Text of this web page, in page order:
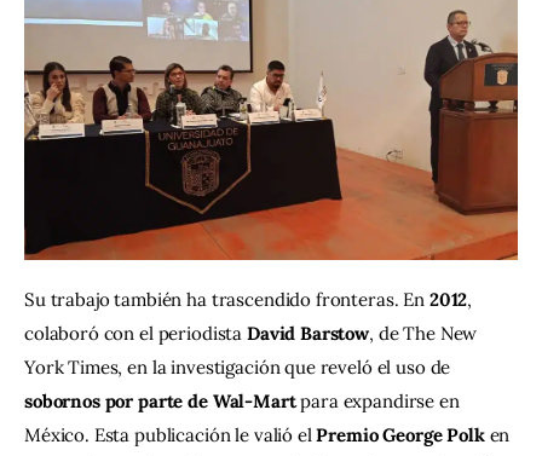
Su trabajo también ha trascendido fronteras. En 2012,
colaboró con el periodista David Barstow, de The New
York Times, en la investigación que reveló el uso de
sobornos por parte de Wal-Mart para expandirse en
México. Esta publicación le valió el Premio George Polk en